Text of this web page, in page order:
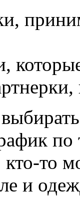
по
кто-то
и